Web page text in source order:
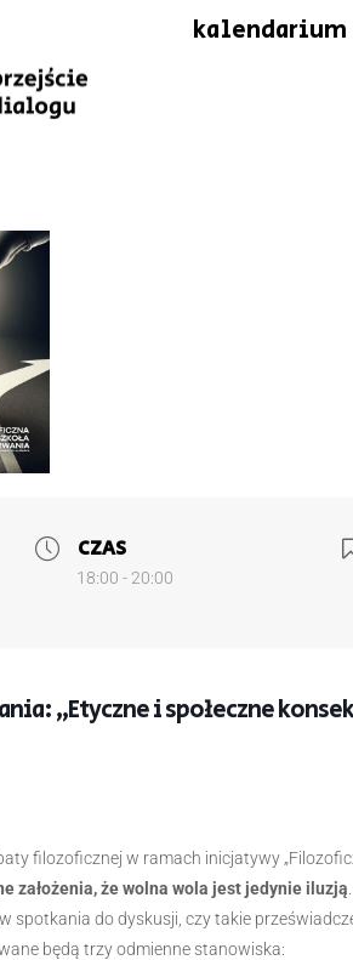
kalendarium
CZAS
18:00 - 20:00
„Etyczne i społeczne
filozoficznej w ramach inicjatywy
założenia, że wolna wola jest jedynie iluzją
spotkania do dyskusji, czy takie
będą trzy odmienne stanowiska: